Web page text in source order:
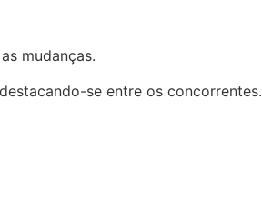
mudanças.
se entre os concorrentes.